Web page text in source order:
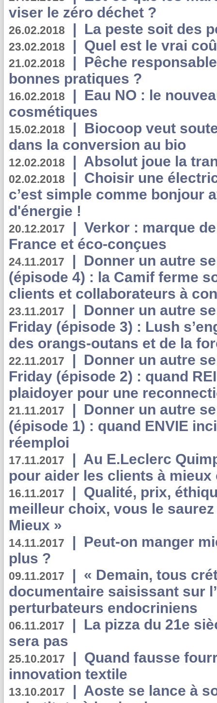
viser le zéro déchet ?
26.02.2018 | La peste soit des
23.02.2018 | Quel est le vrai
21.02.2018 | Pêche
bonnes pratiques ?
16.02.2018 | Eau NO : le
cosmétiques
15.02.2018 | Biocoop veut
dans la conversion au bio
12.02.2018 | Absolut joue la
02.02.2018 | Choisir une
c’est simple comme bonjour
d'énergie !
20.12.2017 | Verkor : marque
France et éco-conçues
24.11.2017 | Donner un autre
(épisode 4) : la Camif ferme
clients et collaborateurs à
23.11.2017 | Donner un autre
Friday (épisode 3) : Lush
des orangs-outans et de la
22.11.2017 | Donner un autre
Friday (épisode 2) : quand
plaidoyer pour une
21.11.2017 | Donner un autre
(épisode 1) : quand ENVIE
réemploi
17.11.2017 | Au E.Leclerc
pour aider les clients à
16.11.2017 | Qualité, prix,
meilleur choix, vous le
Mieux »
14.11.2017 | Peut-on manger
plus ?
09.11.2017 | « Demain, tous
documentaire saisissant sur
perturbateurs endocriniens
06.11.2017 | La pizza du 21e
sera pas
25.10.2017 | Quand fausse
innovation textile
13.10.2017 | Aoste se lance à